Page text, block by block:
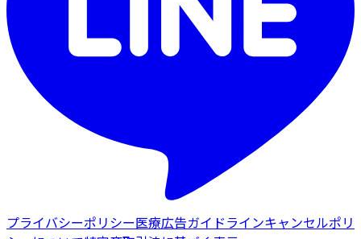
プライバシーポリシー医療広告ガイドラインキャンセルポリ